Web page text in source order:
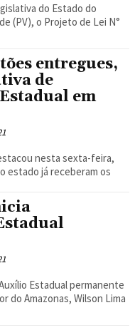
do Estado do
(PV), o Projeto de Lei N°
entregues,
de
em
nesta sexta-feira,
estado já receberam os
Estadual permanente
do Amazonas, Wilson Lima